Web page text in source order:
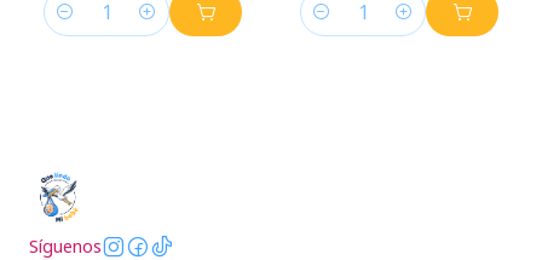
Cantidad Cantidad
Síguenos